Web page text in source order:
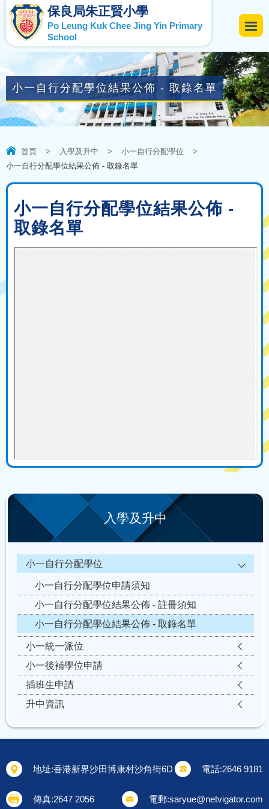
保良局朱正賢小學
Po Leung Kuk Chee Jing Yin Primary
School
小一自行分配學位結果公佈 - 取錄名單
首頁 > 入學及升中 > 小一自行分配學位
>
小一自行分配學位結果公佈 - 取錄名單
小一自行分配學位結果公佈 -
取錄名單
入學及升中
小一自行分配學位
小一自行分配學位申請須知
小一自行分配學位結果公佈 - 註冊須知
小一自行分配學位結果公佈 - 取錄名單
小一統一派位
小一後補學位申請
插班生申請
升中資訊
地址:香港新界沙田博康村沙角街6D 電話:2646 9181
傳真:2647 2056 電郵:saryue@netvigator.com